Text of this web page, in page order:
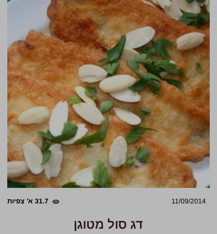
11/09/2014 31.7 א' צפיות
דג סול מטוגן